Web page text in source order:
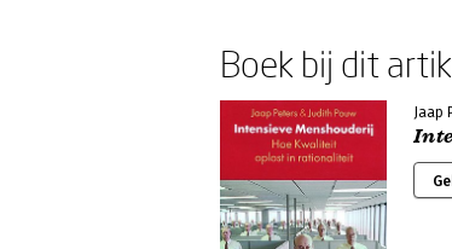
Boek bij dit
Jaap